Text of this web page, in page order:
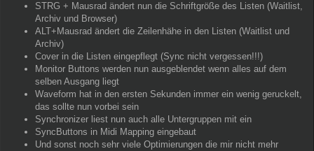
STRG + Mausrad ändert nun die Schriftgröße des Listen (Waitlist,
Archiv und Browser)
ALT+Mausrad ändert die Zeilenhähe in den Listen (Waitlist und
Archiv)
Cover in die Listen eingepflegt (Sync nicht vergessen!!!)
Monitor Buttons werden nun ausgeblendet wenn alles auf dem
selben Ausgang liegt
Waveform hat in den ersten Sekunden immer ein wenig geruckelt,
das sollte nun vorbei sein
Synchronizer liest nun auch alle Untergruppen mit ein
SyncButtons in Midi Mapping eingebaut
Und sonst noch sehr viele Optimierungen die mir nicht mehr